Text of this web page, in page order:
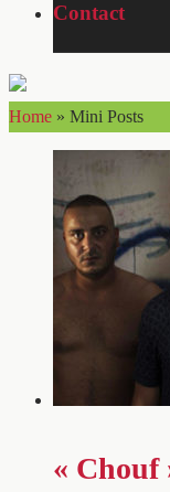
Contact
Home » Mini Posts
« Chouf